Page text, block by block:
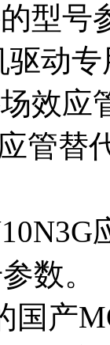
型号
驱动
效应
管替
数。
国产